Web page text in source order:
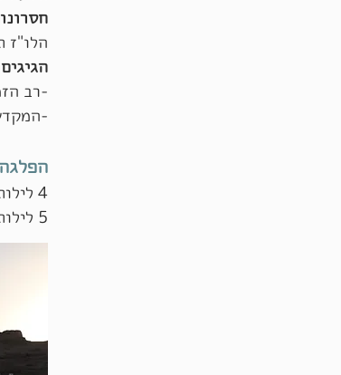
הלו"ז
-רב
-
4 לילות מאסואן - לאיסנה
5 לילות מאיסנה- לאסואן